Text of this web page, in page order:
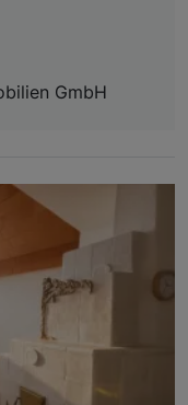
GmbH